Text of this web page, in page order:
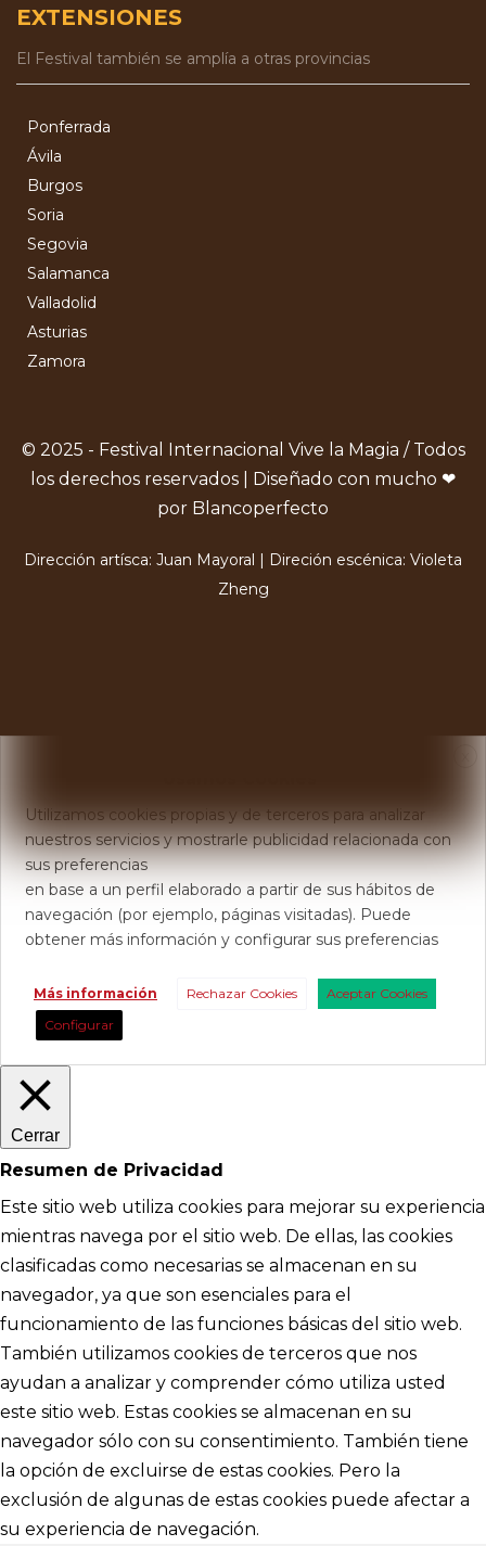
EXTENSIONES
El Festival también se amplía a otras provincias
Ponferrada
Ávila
Burgos
Soria
Segovia
Salamanca
Valladolid
Asturias
Zamora
© 2025 - Festival Internacional Vive la Magia / Todos
los derechos reservados | Diseñado con mucho ❤
por Blancoperfecto
Dirección artísca: Juan Mayoral | Direción escénica: Violeta
Zheng
Utilizamos cookies propias y de terceros para analizar
nuestros servicios y mostrarle publicidad relacionada con
sus preferencias
en base a un perfil elaborado a partir de sus hábitos de
navegación (por ejemplo, páginas visitadas). Puede
obtener más información y configurar sus preferencias
Más información Rechazar Cookies
Aceptar Cookies
Configurar
Cerrar
Resumen de Privacidad
Este sitio web utiliza cookies para mejorar su experiencia
mientras navega por el sitio web. De ellas, las cookies
clasificadas como necesarias se almacenan en su
navegador, ya que son esenciales para el
funcionamiento de las funciones básicas del sitio web.
También utilizamos cookies de terceros que nos
ayudan a analizar y comprender cómo utiliza usted
este sitio web. Estas cookies se almacenan en su
navegador sólo con su consentimiento. También tiene
la opción de excluirse de estas cookies. Pero la
exclusión de algunas de estas cookies puede afectar a
su experiencia de navegación.